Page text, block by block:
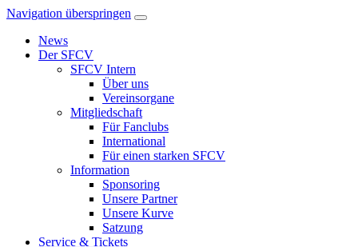
Navigation überspringen
News
Der SFCV
SFCV Intern
Über uns
Vereinsorgane
Mitgliedschaft
Für Fanclubs
International
Für einen starken SFCV
Information
Sponsoring
Unsere Partner
Unsere Kurve
Satzung
Service & Tickets